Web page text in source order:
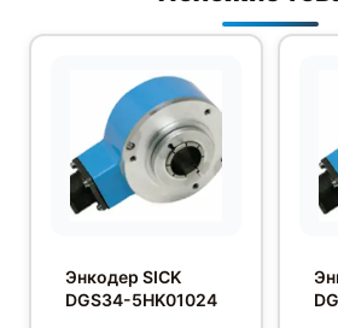
Энкодер SICK
DGS34-5HK01024